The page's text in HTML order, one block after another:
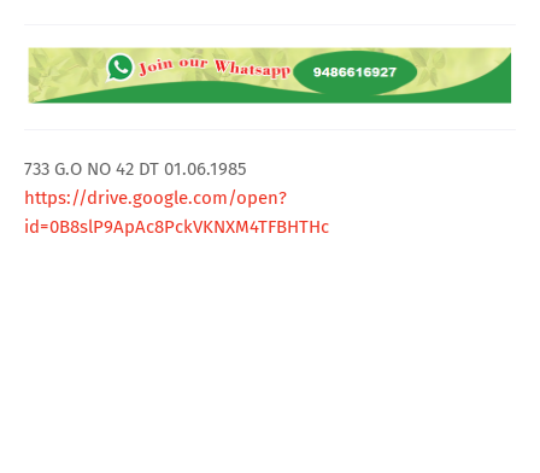
S
733 G.O NO 42 DT 01.06.1985
https://drive.google.com/open?
id=0B8slP9ApAc8PckVKNXM4TFBHTHc